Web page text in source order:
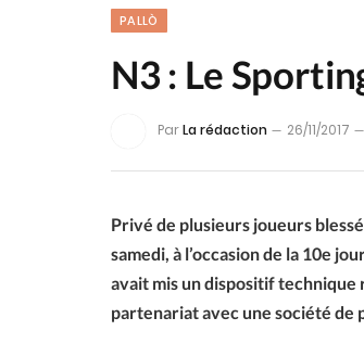
PALLÒ
N3 : Le
ParLa rédaction 26/11/2017
Privé de plusieurs joueurs
samedi, à l’occasion de la 10e
avait mis un dispositif
partenariat avec une société de